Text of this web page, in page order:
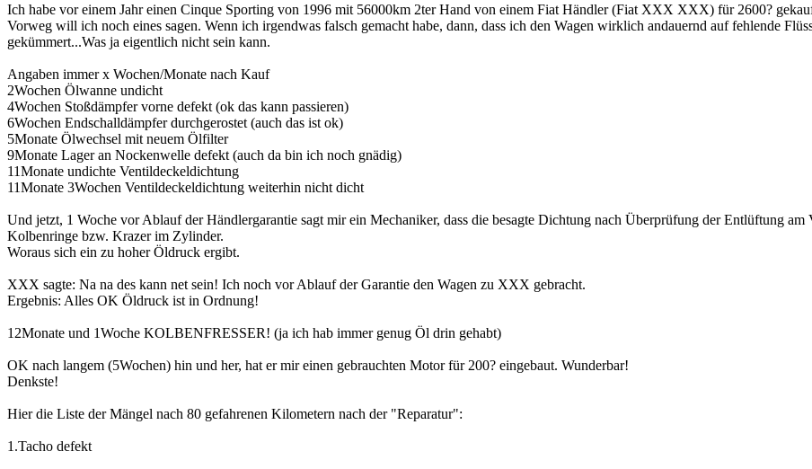
Ich habe vor einem Jahr einen Cinque Sporting von 1996 mit 56000km 2ter Hand von einem Fiat Händler (Fiat XXX XXX) für 2600?
Vorweg will ich noch eines sagen. Wenn ich irgendwas falsch gemacht habe, dann, dass ich den Wagen wirklich andauernd auf fehlende
gekümmert...Was ja eigentlich nicht sein kann.
Angaben immer x Wochen/Monate nach Kauf
2Wochen Ölwanne undicht
4Wochen Stoßdämpfer vorne defekt (ok das kann passieren)
6Wochen Endschalldämpfer durchgerostet (auch das ist ok)
5Monate Ölwechsel mit neuem Ölfilter
9Monate Lager an Nockenwelle defekt (auch da bin ich noch gnädig)
11Monate undichte Ventildeckeldichtung
11Monate 3Wochen Ventildeckeldichtung weiterhin nicht dicht
Und jetzt, 1 Woche vor Ablauf der Händlergarantie sagt mir ein Mechaniker, dass die besagte Dichtung nach Überprüfung der Entlüftung
Kolbenringe bzw. Krazer im Zylinder.
Woraus sich ein zu hoher Öldruck ergibt.
XXX sagte: Na na des kann net sein! Ich noch vor Ablauf der Garantie den Wagen zu XXX gebracht.
Ergebnis: Alles OK Öldruck ist in Ordnung!
12Monate und 1Woche KOLBENFRESSER! (ja ich hab immer genug Öl drin gehabt)
OK nach langem (5Wochen) hin und her, hat er mir einen gebrauchten Motor für 200? eingebaut. Wunderbar!
Denkste!
Hier die Liste der Mängel nach 80 gefahrenen Kilometern nach der "Reparatur":
1.Tacho defekt